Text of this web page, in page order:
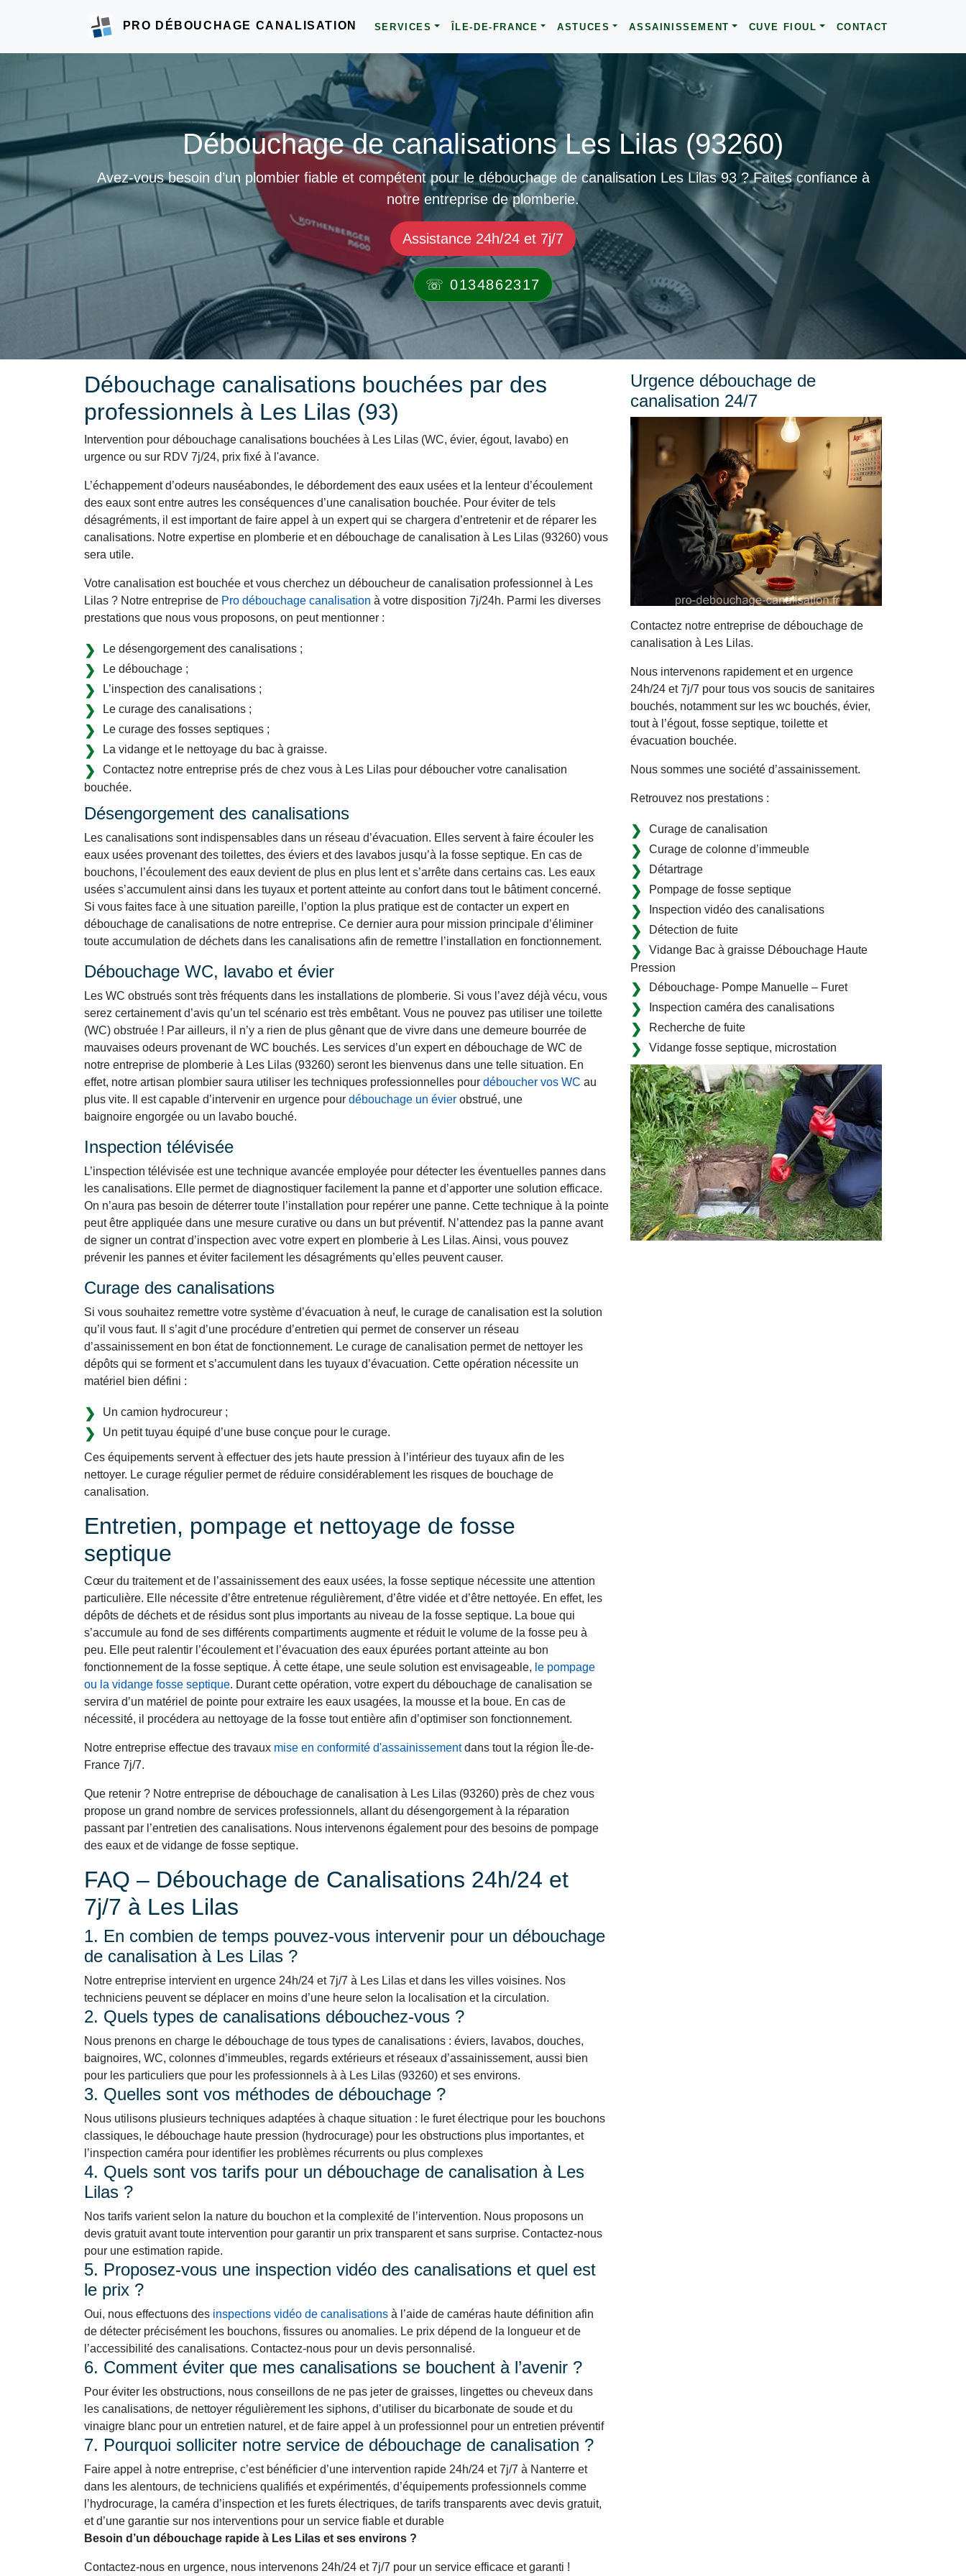
PRO DÉBOUCHAGE CANALISATION SERVICES ÎLE-DE-FRANCE ASTUCES ASSAINISSEMENT CUVE FIOUL CONTACT
Débouchage de canalisations Les Lilas (93260)
Avez-vous besoin d’un plombier fiable et compétent pour le débouchage de canalisation Les Lilas 93 ? Faites confiance à
notre entreprise de plomberie.
Assistance 24h/24 et 7j/7
☏ 0134862317
Débouchage canalisations bouchées par des
professionnels à Les Lilas (93)
Intervention pour débouchage canalisations bouchées à Les Lilas (WC, évier, égout, lavabo) en
urgence ou sur RDV 7j/24, prix fixé à l'avance.
L’échappement d’odeurs nauséabondes, le débordement des eaux usées et la lenteur d’écoulement
des eaux sont entre autres les conséquences d’une canalisation bouchée. Pour éviter de tels
désagréments, il est important de faire appel à un expert qui se chargera d’entretenir et de réparer les
canalisations. Notre expertise en plomberie et en débouchage de canalisation à Les Lilas (93260) vous
sera utile.
Votre canalisation est bouchée et vous cherchez un déboucheur de canalisation professionnel à Les
Lilas ? Notre entreprise de Pro débouchage canalisation à votre disposition 7j/24h. Parmi les diverses
prestations que nous vous proposons, on peut mentionner :
Le désengorgement des canalisations ;
Le débouchage ;
L’inspection des canalisations ;
Le curage des canalisations ;
Le curage des fosses septiques ;
La vidange et le nettoyage du bac à graisse.
Contactez notre entreprise prés de chez vous à Les Lilas pour déboucher votre canalisation
bouchée.
Désengorgement des canalisations
Les canalisations sont indispensables dans un réseau d’évacuation. Elles servent à faire écouler les
eaux usées provenant des toilettes, des éviers et des lavabos jusqu’à la fosse septique. En cas de
bouchons, l’écoulement des eaux devient de plus en plus lent et s’arrête dans certains cas. Les eaux
usées s’accumulent ainsi dans les tuyaux et portent atteinte au confort dans tout le bâtiment concerné.
Si vous faites face à une situation pareille, l’option la plus pratique est de contacter un expert en
débouchage de canalisations de notre entreprise. Ce dernier aura pour mission principale d’éliminer
toute accumulation de déchets dans les canalisations afin de remettre l’installation en fonctionnement.
Débouchage WC, lavabo et évier
Les WC obstrués sont très fréquents dans les installations de plomberie. Si vous l’avez déjà vécu, vous
serez certainement d’avis qu’un tel scénario est très embêtant. Vous ne pouvez pas utiliser une toilette
(WC) obstruée ! Par ailleurs, il n’y a rien de plus gênant que de vivre dans une demeure bourrée de
mauvaises odeurs provenant de WC bouchés. Les services d’un expert en débouchage de WC de
notre entreprise de plomberie à Les Lilas (93260) seront les bienvenus dans une telle situation. En
effet, notre artisan plombier saura utiliser les techniques professionnelles pour déboucher vos WC au
plus vite. Il est capable d’intervenir en urgence pour débouchage un évier obstrué, une
baignoire engorgée ou un lavabo bouché.
Inspection télévisée
L’inspection télévisée est une technique avancée employée pour détecter les éventuelles pannes dans
les canalisations. Elle permet de diagnostiquer facilement la panne et d’apporter une solution efficace.
On n’aura pas besoin de déterrer toute l’installation pour repérer une panne. Cette technique à la pointe
peut être appliquée dans une mesure curative ou dans un but préventif. N’attendez pas la panne avant
de signer un contrat d’inspection avec votre expert en plomberie à Les Lilas. Ainsi, vous pouvez
prévenir les pannes et éviter facilement les désagréments qu’elles peuvent causer.
Curage des canalisations
Si vous souhaitez remettre votre système d’évacuation à neuf, le curage de canalisation est la solution
qu’il vous faut. Il s’agit d’une procédure d’entretien qui permet de conserver un réseau
d’assainissement en bon état de fonctionnement. Le curage de canalisation permet de nettoyer les
dépôts qui se forment et s’accumulent dans les tuyaux d’évacuation. Cette opération nécessite un
matériel bien défini :
Un camion hydrocureur ;
Un petit tuyau équipé d’une buse conçue pour le curage.
Ces équipements servent à effectuer des jets haute pression à l’intérieur des tuyaux afin de les
nettoyer. Le curage régulier permet de réduire considérablement les risques de bouchage de
canalisation.
Entretien, pompage et nettoyage de fosse
septique
Cœur du traitement et de l’assainissement des eaux usées, la fosse septique nécessite une attention
particulière. Elle nécessite d’être entretenue régulièrement, d’être vidée et d’être nettoyée. En effet, les
dépôts de déchets et de résidus sont plus importants au niveau de la fosse septique. La boue qui
s’accumule au fond de ses différents compartiments augmente et réduit le volume de la fosse peu à
peu. Elle peut ralentir l’écoulement et l’évacuation des eaux épurées portant atteinte au bon
fonctionnement de la fosse septique. À cette étape, une seule solution est envisageable, le pompage
ou la vidange fosse septique. Durant cette opération, votre expert du débouchage de canalisation se
servira d’un matériel de pointe pour extraire les eaux usagées, la mousse et la boue. En cas de
nécessité, il procédera au nettoyage de la fosse tout entière afin d’optimiser son fonctionnement.
Notre entreprise effectue des travaux mise en conformité d'assainissementdans tout la région Île-de-
France 7j/7.
Que retenir ? Notre entreprise de débouchage de canalisation à Les Lilas (93260) près de chez vous
propose un grand nombre de services professionnels, allant du désengorgement à la réparation
passant par l’entretien des canalisations. Nous intervenons également pour des besoins de pompage
des eaux et de vidange de fosse septique.
FAQ – Débouchage de Canalisations 24h/24 et
7j/7 à Les Lilas
1. En combien de temps pouvez-vous intervenir pour un débouchage
de canalisation à Les Lilas ?
Notre entreprise intervient en urgence 24h/24 et 7j/7 à Les Lilas et dans les villes voisines. Nos
techniciens peuvent se déplacer en moins d’une heure selon la localisation et la circulation.
2. Quels types de canalisations débouchez-vous ?
Nous prenons en charge le débouchage de tous types de canalisations : éviers, lavabos, douches,
baignoires, WC, colonnes d’immeubles, regards extérieurs et réseaux d’assainissement, aussi bien
pour les particuliers que pour les professionnels à à Les Lilas (93260) et ses environs.
3. Quelles sont vos méthodes de débouchage ?
Nous utilisons plusieurs techniques adaptées à chaque situation : le furet électrique pour les bouchons
classiques, le débouchage haute pression (hydrocurage) pour les obstructions plus importantes, et
l’inspection caméra pour identifier les problèmes récurrents ou plus complexes
4. Quels sont vos tarifs pour un débouchage de canalisation à Les
Lilas ?
Nos tarifs varient selon la nature du bouchon et la complexité de l’intervention. Nous proposons un
devis gratuit avant toute intervention pour garantir un prix transparent et sans surprise. Contactez-nous
pour une estimation rapide.
5. Proposez-vous une inspection vidéo des canalisations et quel est
le prix ?
Oui, nous effectuons des inspections vidéo de canalisations à l’aide de caméras haute définition afin
de détecter précisément les bouchons, fissures ou anomalies. Le prix dépend de la longueur et de
l’accessibilité des canalisations. Contactez-nous pour un devis personnalisé.
6. Comment éviter que mes canalisations se bouchent à l’avenir ?
Pour éviter les obstructions, nous conseillons de ne pas jeter de graisses, lingettes ou cheveux dans
les canalisations, de nettoyer régulièrement les siphons, d’utiliser du bicarbonate de soude et du
vinaigre blanc pour un entretien naturel, et de faire appel à un professionnel pour un entretien préventif
7. Pourquoi solliciter notre service de débouchage de canalisation ?
Faire appel à notre entreprise, c’est bénéficier d’une intervention rapide 24h/24 et 7j/7 à Nanterre et
dans les alentours, de techniciens qualifiés et expérimentés, d’équipements professionnels comme
l’hydrocurage, la caméra d’inspection et les furets électriques, de tarifs transparents avec devis gratuit,
et d’une garantie sur nos interventions pour un service fiable et durable
Besoin d’un débouchage rapide à Les Lilas et ses environs ?
Contactez-nous en urgence, nous intervenons 24h/24 et 7j/7 pour un service efficace et garanti !
Urgence débouchage de
canalisation 24/7
Contactez notre entreprise de débouchage de
canalisation à Les Lilas.
Nous intervenons rapidement et en urgence
24h/24 et 7j/7 pour tous vos soucis de sanitaires
bouchés, notamment sur les wc bouchés, évier,
tout à l’égout, fosse septique, toilette et
évacuation bouchée.
Nous sommes une société d’assainissement.
Retrouvez nos prestations :
Curage de canalisation
Curage de colonne d’immeuble
Détartrage
Pompage de fosse septique
Inspection vidéo des canalisations
Détection de fuite
Vidange Bac à graisse Débouchage Haute
Pression
Débouchage- Pompe Manuelle – Furet
Inspection caméra des canalisations
Recherche de fuite
Vidange fosse septique, microstation